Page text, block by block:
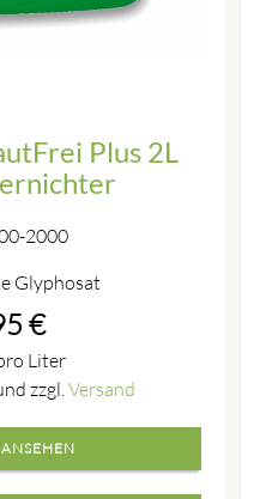
Plus 2L
2000
Glyphosat
€
Liter
zzgl. Versand